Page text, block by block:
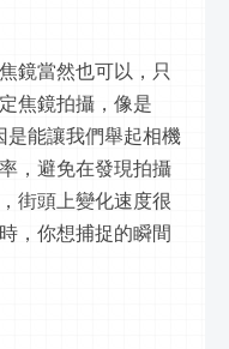
鏡當然也可以，只
焦鏡拍攝，像是
是能讓我們舉起相機
，避免在發現拍攝
街頭上變化速度很
，你想捕捉的瞬間